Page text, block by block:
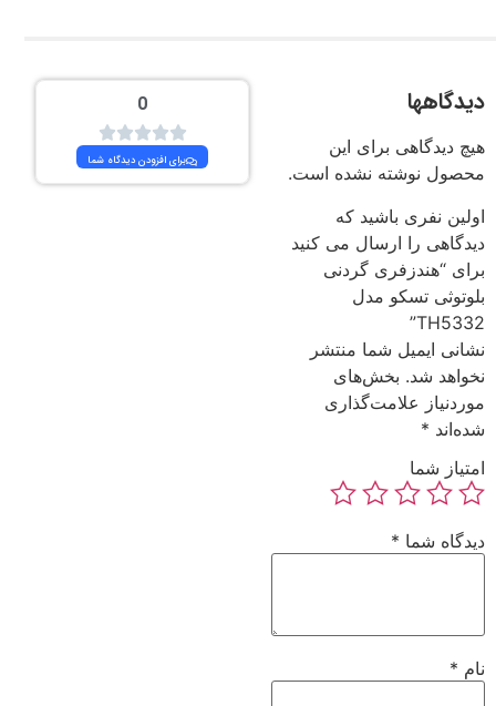
دیدگاهها
هیچ دیدگاهی برای این
محصول نوشته نشده است.
اولین نفری باشید که
دیدگاهی را ارسال می کنید
برای “هندزفری گردنی
بلوتوثی تسکو مدل
TH5332”
نشانی ایمیل شما منتشر
نخواهد شد. بخش‌های
موردنیاز علامت‌گذاری
شده‌اند *
امتیاز شما
دیدگاه شما *
نام *
0
برای افزودن دیدگاه شما